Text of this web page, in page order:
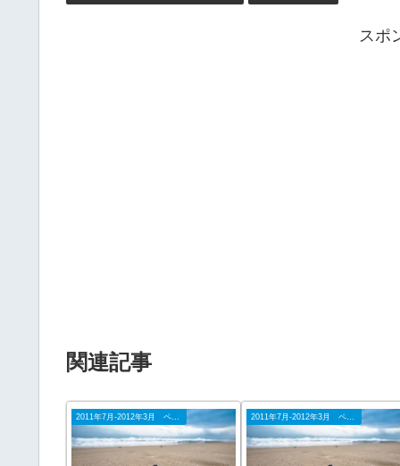
スポ
関連記事
2011年7月-2012年3月 ペナン 2011年7月-2012年3月 ペナン